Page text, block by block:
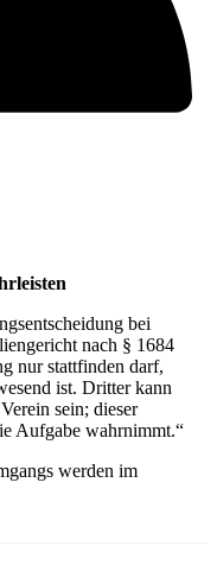
bei
nach § 1684
nur stattfinden darf,
ist. Dritter kann
sein; dieser
Aufgabe wahrnimmt.“
werden im